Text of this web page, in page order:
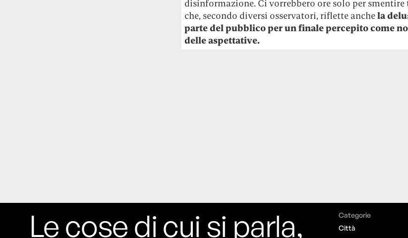
disinformazione. Ci vorrebbero ore solo per smentire
che, secondo diversi osservatori, riflette anchela
parte del pubblico per un finale percepito come
delle aspettative.
Le cose di cui si parla,
Categorie
Città